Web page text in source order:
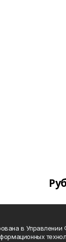
в Управлении